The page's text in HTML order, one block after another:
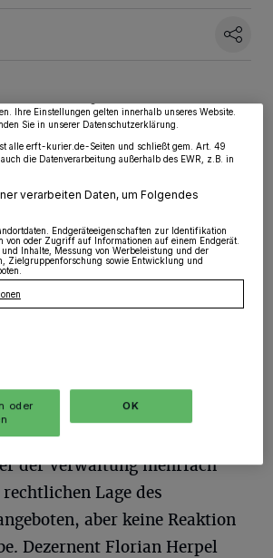
übrigens, zu dem zwar
aber nicht die
eingeladen worden
Benke, Pressesprecher der
Interessengemeinschaft
monierte.
am Wevelinghovener
sich seinerseits
der Verwaltung mehrfach
Lage des
aber keine Reaktion
Dezernent Florian Herpel
Ihre Einstellungen gelten innerhalb unseres Website.
Sie in unserer Datenschutzerklärung.
alle erft-kurier.de-Seiten und schließt gem. Art. 49
die Datenverarbeitung außerhalb des EWR, z.B. in
verarbeiten Daten, um Folgendes
Endgeräteeigenschaften zur Identifikation
von oder Zugriff auf Informationen auf einem Endgerät.
Inhalte, Messung von Werbeleistung und der
Zielgruppenforschung sowie Entwicklung und
oder
OK